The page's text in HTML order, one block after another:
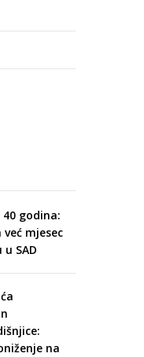
godina:
mjesec
SAD
na